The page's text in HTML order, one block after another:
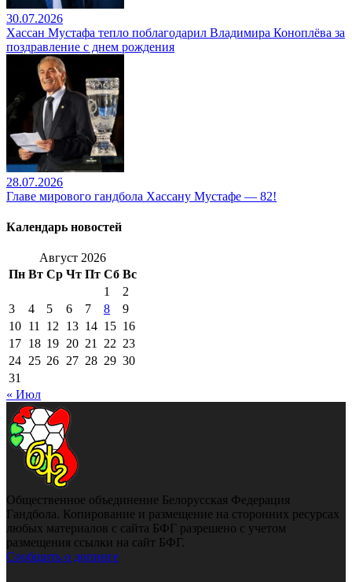
30.07.2026
Хассан Мустафа тепло поблагодарил Владимира Коноплёва за
поздравление с днем рождения
28.07.2026
Главе мирового гандбола Хассану Мустафе — 82!
Календарь новостей
Август 2026
Пн Вт Ср Чт Пт Сб Вс
1
2
3
4 5 6 7 8
9
10 11 12 13 14 15 16
17 18 19 20 21 22 23
24 25 26 27 28 29 30
31
« Июл
Общественное объединение Белорусская Федерация
Гандбола. Копирование и размещение на сторонних ресурсах
любых материалов с сайта БФГ разрешено с учетом
размещения ссылки на сайт БФГ.
Сообщить о допинге